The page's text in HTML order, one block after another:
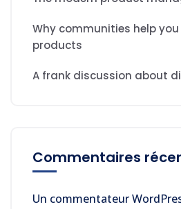
Why communities help
products
A frank discussion about
Commentaires
Un commentateur